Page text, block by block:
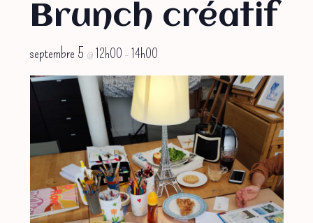
Brunch créatif
septembre 5 @ 12h00 – 14h00